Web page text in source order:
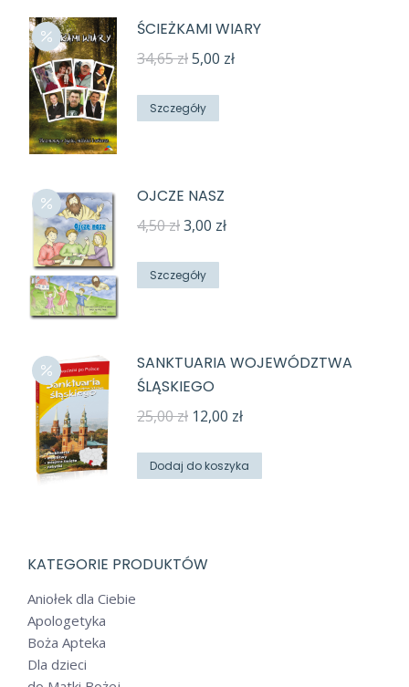
ŚCIEŻKAMI WIARY
34,65złPierwotna
wynosiła:
5,00 złAktualna
Szczegóły
OJCZE NASZ
4,50złPierwotna
wynosiła:
3,00 złAktualna
Szczegóły
SANKTUARIA WOJEWÓDZTWA
ŚLĄSKIEGO
25,00zł Pierwotna
wynosiła:
12,00 złAktualna
wynosi:
Dodaj do koszyka
KATEGORIE PRODUKTÓW
Aniołek dla Ciebie
Apologetyka
Boża Apteka
Dla dzieci